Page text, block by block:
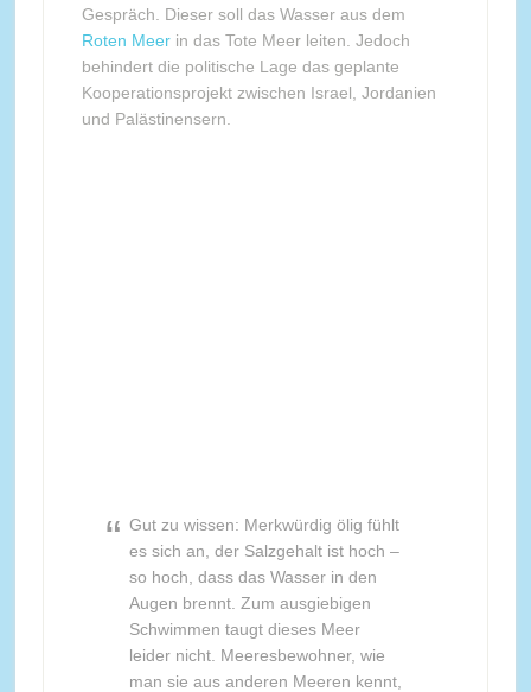
Gespräch. Dieser soll das Wasser aus dem
Roten Meerin das Tote Meer leiten. Jedoch
behindert die politische Lage das geplante
Kooperationsprojekt zwischen Israel, Jordanien
und Palästinensern.
Gut zu wissen: Merkwürdig ölig fühlt
es sich an, der Salzgehalt ist hoch –
so hoch, dass das Wasser in den
Augen brennt. Zum ausgiebigen
Schwimmen taugt dieses Meer
leider nicht. Meeresbewohner, wie
man sie aus anderen Meeren kennt,